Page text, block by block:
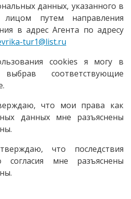
данных, указанного в
лицом путем направления
в адрес Агента по адресу
tur1@list.ru
cookies я могу в
соответствующие
что мои права как
данных мне разъяснены
что последствия
согласия мне разъяснены